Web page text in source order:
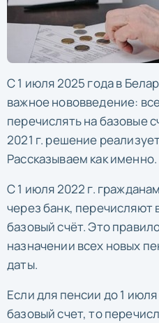
С 1 июля 2025 года в
важное нововведение:
перечислять на базовые
2021 г. решение
Рассказываем как именно.
С 1 июля 2022 г.
через банк, перечисляют
базовый счёт. Это
назначении всех новых
даты.
Если для пенсии до 1
базовый счет, то